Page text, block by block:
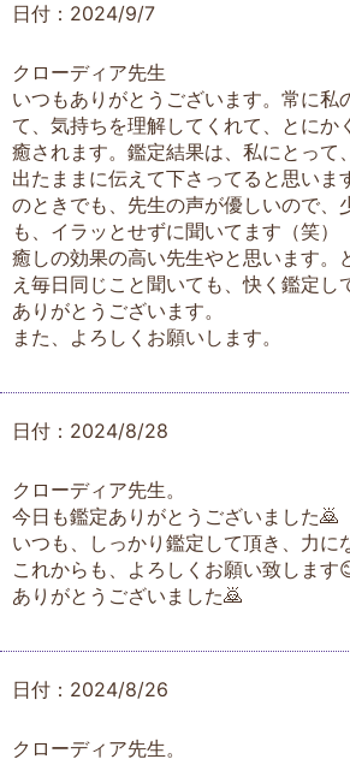
日付：2024/9/7
クローディア先生
いつもありがとうございます。常に私
て、気持ちを理解してくれて、とにか
癒されます。鑑定結果は、私にとって
出たままに伝えて下さってると思いま
のときでも、先生の声が優しいので、
も、イラッとせずに聞いてます（笑）
癒しの効果の高い先生やと思います。
え毎日同じこと聞いても、快く鑑定し
ありがとうございます。
また、よろしくお願いします。
日付：2024/8/28
クローディア先生。
今日も鑑定ありがとうございました🙇
いつも、しっかり鑑定して頂き、力に
これからも、よろしくお願い致します
ありがとうございました🙇
日付：2024/8/26
クローディア先生。